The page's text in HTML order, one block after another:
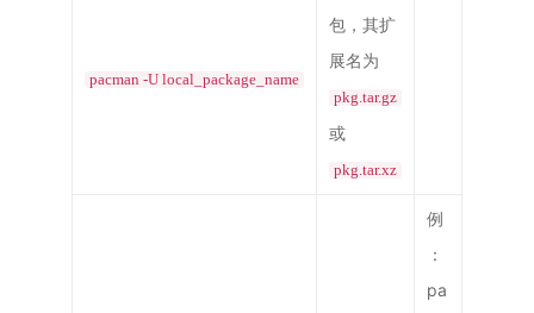
pacman -U local_package_name
包，其扩
展名为
pkg.tar.gz
或
pkg.tar.xz
例
：
pa